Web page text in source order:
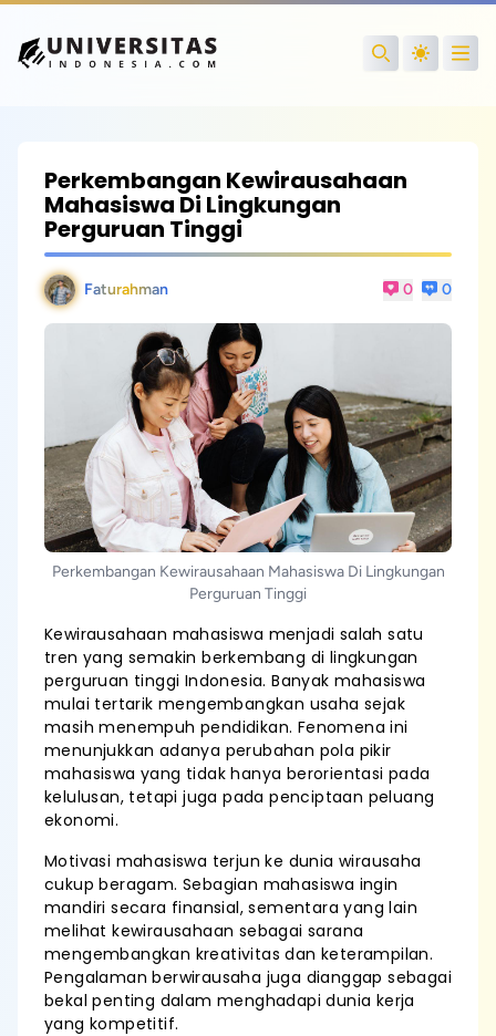
Search
Perkembangan Kewirausahaan
Mahasiswa Di Lingkungan
Perguruan Tinggi
Faturahman 0 0
Perkembangan Kewirausahaan Mahasiswa Di Lingkungan
Perguruan Tinggi
Kewirausahaan mahasiswa menjadi salah satu
tren yang semakin berkembang di lingkungan
perguruan tinggi Indonesia. Banyak mahasiswa
mulai tertarik mengembangkan usaha sejak
masih menempuh pendidikan. Fenomena ini
menunjukkan adanya perubahan pola pikir
mahasiswa yang tidak hanya berorientasi pada
kelulusan, tetapi juga pada penciptaan peluang
ekonomi.
Motivasi mahasiswa terjun ke dunia wirausaha
cukup beragam. Sebagian mahasiswa ingin
mandiri secara finansial, sementara yang lain
melihat kewirausahaan sebagai sarana
mengembangkan kreativitas dan keterampilan.
Pengalaman berwirausaha juga dianggap sebagai
bekal penting dalam menghadapi dunia kerja
yang kompetitif.